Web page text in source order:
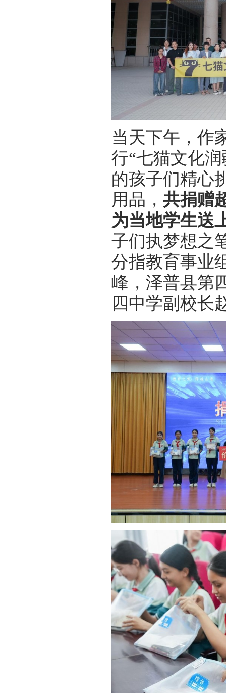
当天下午，作
行“七猫文化
的孩子们精心
用品， 共捐赠
为当地学生送
子们执梦想之
分指教育事业
峰，泽普县第
四中学副校长